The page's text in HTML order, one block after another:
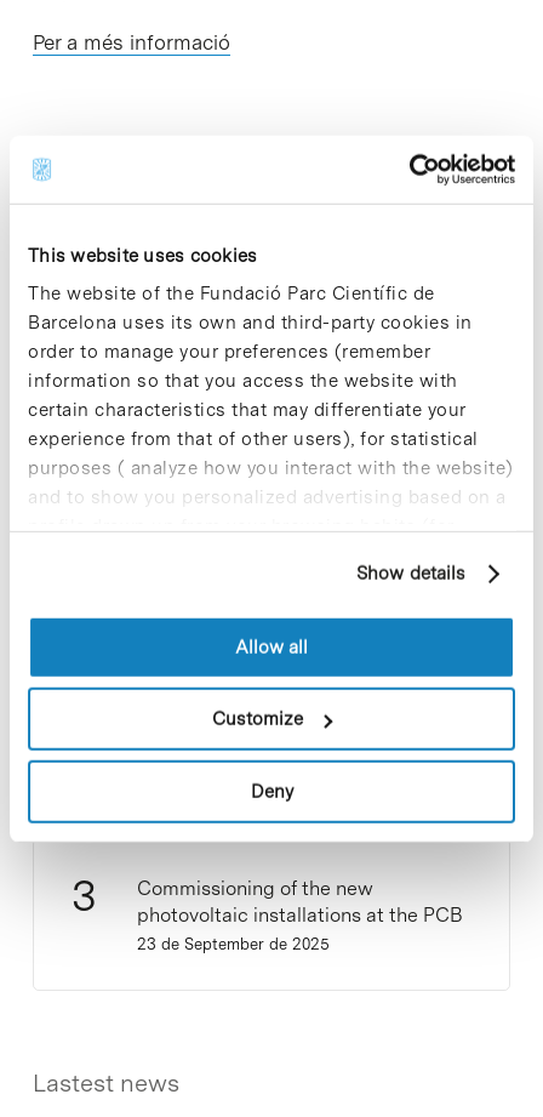
This website uses cookies
The website of the Fundació Parc Científic de
Barcelona uses its own and third-party cookies in
order to manage your preferences (remember
information so that you access the website with
certain characteristics that may differentiate your
experience from that of other users), for statistical
purposes ( analyze how you interact with the website)
and to show you personalized advertising based on a
profile drawn up from your browsing habits (for
cookies, you can consult the website's Cookie Policy.
Show details
Allow all
Customize
Deny
Per a més informació
Most viewed news
New life for terrace furniture: reuse of
resources with social impact
Commissioning of the new
photovoltaic installations at the PCB
23 de September de 2025
Lastest news